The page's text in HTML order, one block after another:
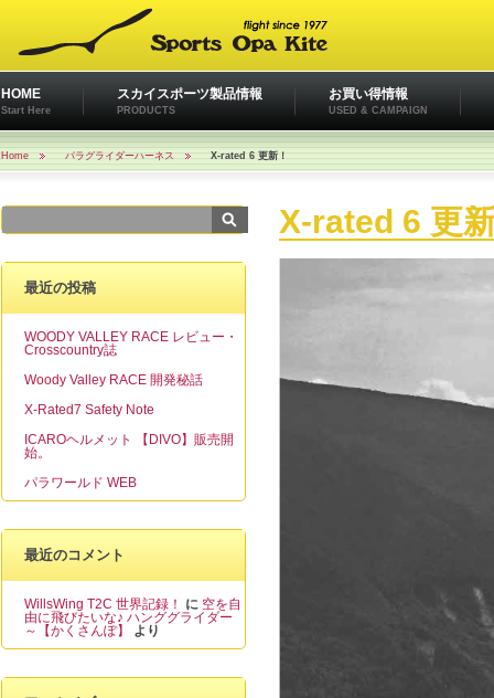
HOME
Start Here
スカイスポーツ製品情報
PRODUCTS
お買い得情報
USED & CAMPAIGN
Home パラグライダーハーネス X-rated 6 更新！
最近の投稿
WOODY VALLEY RACE レビュー・
Crosscountry誌
Woody Valley RACE 開発秘話
X-Rated7 Safety Note
ICAROヘルメット 【DIVO】販売開
始。
パラワールド WEB
最近のコメント
WillsWing T2C 世界記録！ に 空を自
由に飛びたいな♪ ハンググライダー
～【かくさんぽ】
より
X-rated 6 更